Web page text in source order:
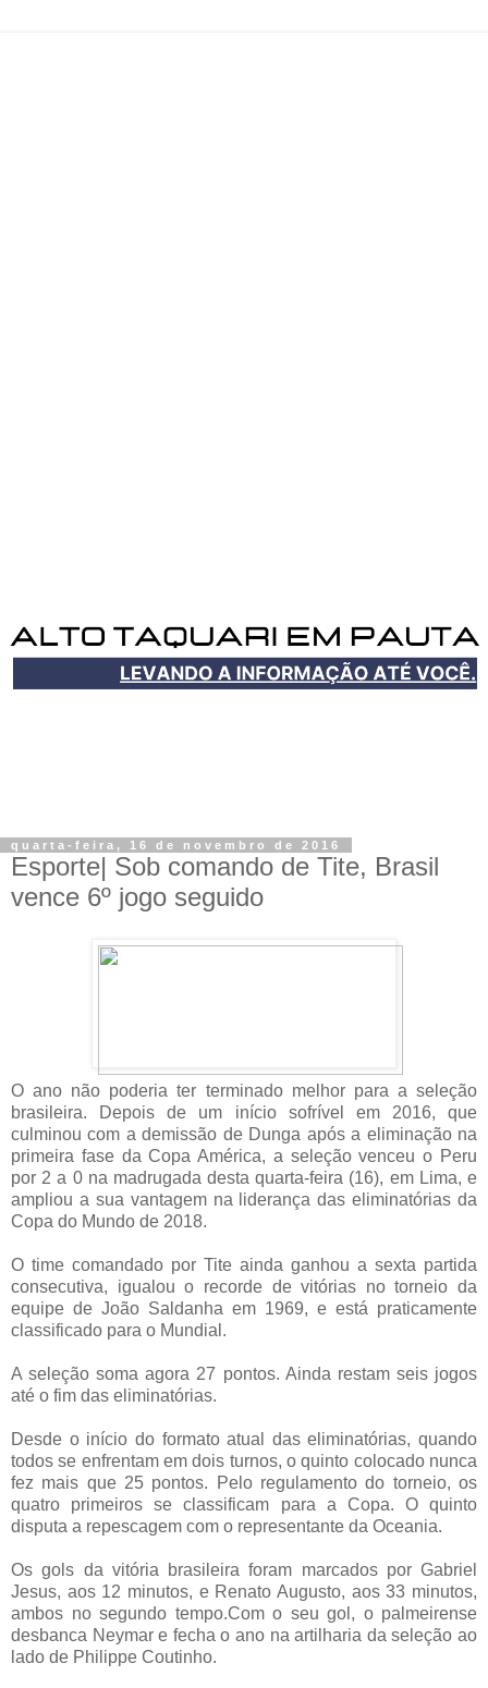
quarta-feira, 16 de novembro de 2016
Esporte| Sob comando de Tite, Brasil
vence 6º jogo seguido
O ano não poderia ter terminado melhor para a seleção
brasileira. Depois de um início sofrível em 2016, que
culminou com a demissão de Dunga após a eliminação na
primeira fase da Copa América, a seleção venceu o Peru
por 2 a 0 na madrugada desta quarta-feira (16), em Lima, e
ampliou a sua vantagem na liderança das eliminatórias da
Copa do Mundo de 2018.
O time comandado por Tite ainda ganhou a sexta partida
consecutiva, igualou o recorde de vitórias no torneio da
equipe de João Saldanha em 1969, e está praticamente
classificado para o Mundial.
A seleção soma agora 27 pontos. Ainda restam seis jogos
até o fim das eliminatórias.
Desde o início do formato atual das eliminatórias, quando
todos se enfrentam em dois turnos, o quinto colocado nunca
fez mais que 25 pontos. Pelo regulamento do torneio, os
quatro primeiros se classificam para a Copa. O quinto
disputa a repescagem com o representante da Oceania.
Os gols da vitória brasileira foram marcados por Gabriel
Jesus, aos 12 minutos, e Renato Augusto, aos 33 minutos,
ambos no segundo tempo.Com o seu gol, o palmeirense
desbanca Neymar e fecha o ano na artilharia da seleção ao
lado de Philippe Coutinho.